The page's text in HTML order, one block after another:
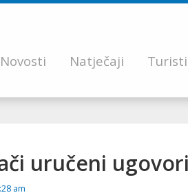
Novosti Natječaji
uručeni
am